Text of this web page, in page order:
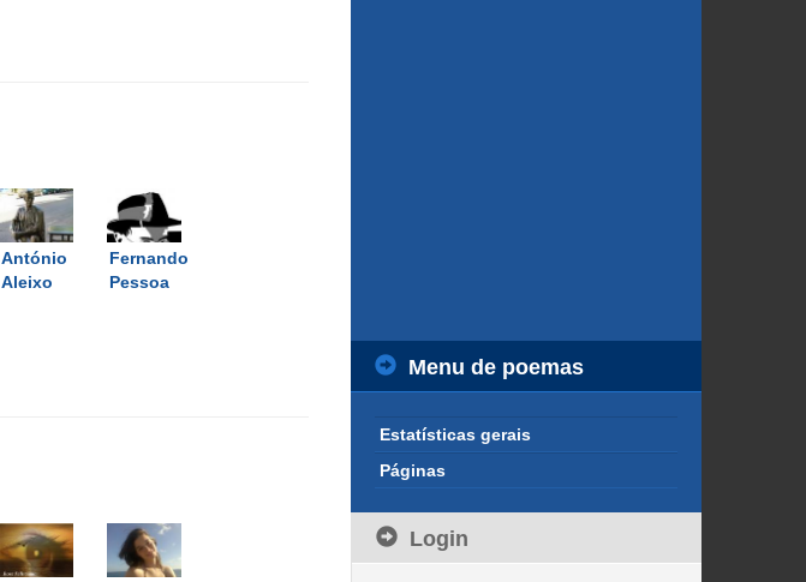
António
Aleixo
Fernando
Pessoa
Menu de poemas
Estatísticas gerais
Páginas
Login